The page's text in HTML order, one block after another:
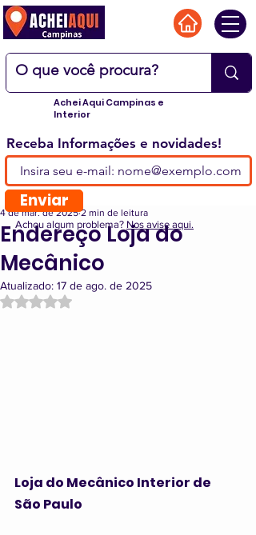
Achei Aqui Campinas e
Interior
Endereço Loja do
Mecânico
4 de mar. de 2025 2 min de leitura
Atualizado: 17 de ago. de 2025
Avaliado com NaN de 5 estrelas.
Loja do Mecânico Interior de
São Paulo
Receba Informações e novidades!
Enviar
Achou algum problema? Nos avise aqui.